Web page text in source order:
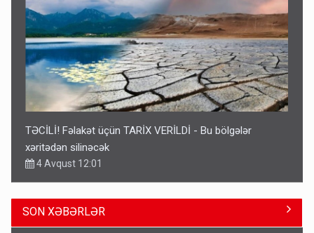
TƏCİLİ! Fəlakət üçün TARİX VERİLDİ - Bu bölgələr
xəritədən silinəcək
4 Avqust 12:01
SON XƏBƏRLƏR